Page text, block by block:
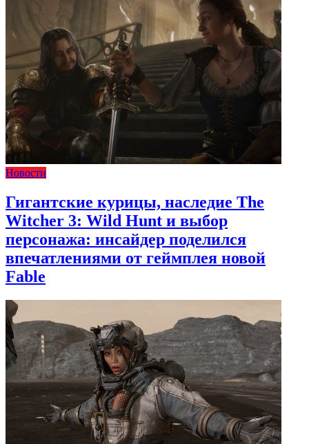
Новости
Гигантские курицы, наследие The
Witcher 3: Wild Hunt и выбор
персонажа: инсайдер поделился
впечатлениями от геймплея новой
Fable